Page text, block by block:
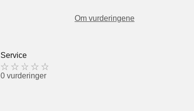
Om vurderingene
Service
0 vurderinger